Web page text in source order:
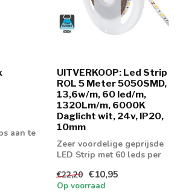
aan te
UITVERKOOP: Led Strip
ROL 5 Meter 5050SMD,
13,6w/m, 60 led/m,
1320Lm/m, 6000K
Daglicht wit, 24v, IP20,
10mm
Zeer voordelige geprijsde
LED Strip met 60 leds per
lich...
€22,20 €10,95
Op voorraad